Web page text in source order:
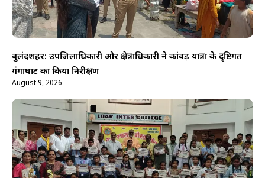
बुलंदशहर: उपजिलाधिकारी और क्षेत्राधिकारी ने कांवड़ यात्रा के दृष्टिगत
गंगाघाट का किया निरीक्षण
August 9, 2026